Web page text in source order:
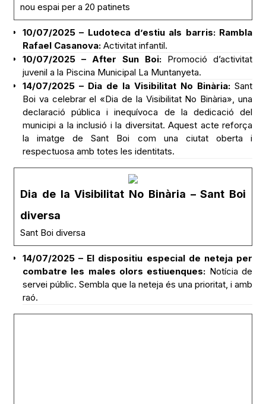
nou espai per a 20 patinets
10/07/2025 – Ludoteca d’estiu als barris: Rambla
Rafael Casanova: Activitat infantil.
10/07/2025 – After Sun Boi: Promoció d’activitat
juvenil a la Piscina Municipal La Muntanyeta.
14/07/2025 – Dia de la Visibilitat No Binària: Sant
Boi va celebrar el «Dia de la Visibilitat No Binària», una
declaració pública i inequívoca de la dedicació del
municipi a la inclusió i la diversitat. Aquest acte reforça
la imatge de Sant Boi com una ciutat oberta i
respectuosa amb totes les identitats.
Dia de la Visibilitat No Binària – Sant Boi
diversa
Sant Boi diversa
14/07/2025 – El dispositiu especial de neteja per
combatre les males olors estiuenques: Notícia de
servei públic. Sembla que la neteja és una prioritat, i amb
raó.